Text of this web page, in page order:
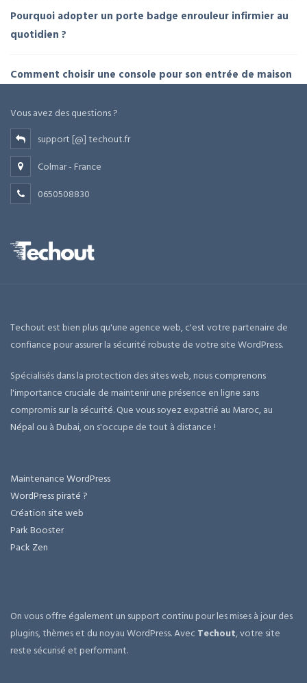
Pourquoi adopter un porte badge enrouleur infirmier au
quotidien ?
Comment choisir une console pour son entrée de maison
Vous avez des questions ?
support [@] techout.fr
Colmar - France
0650508830
Techout est bien plus qu'une agence web, c'est votre partenaire de
confiance pour assurer la sécurité robuste de votre site WordPress.
Spécialisés dans la protection des sites web, nous comprenons
l'importance cruciale de maintenir une présence en ligne sans
compromis sur la sécurité. Que vous soyez expatrié au Maroc, au
Népal ou àDubai, on s'occupe de tout à distance !
Maintenance WordPress
WordPress piraté ?
Création site web
Park Booster
Pack Zen
On vous offre également un support continu pour les mises à jour des
plugins, thèmes et du noyau WordPress. AvecTechout, votre site
reste sécurisé et performant.